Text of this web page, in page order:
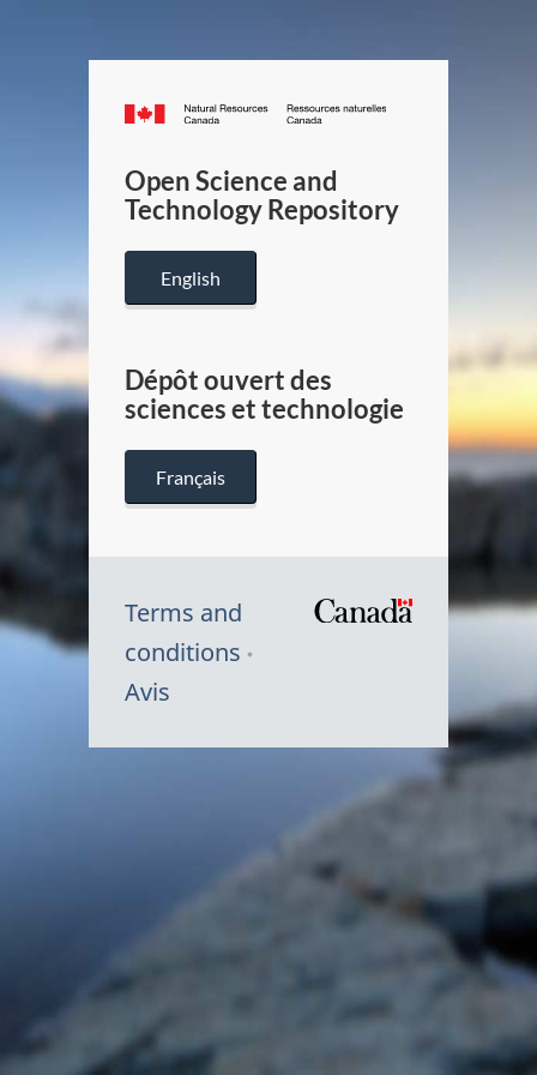
Canada.ca
/
Canada
Open Science and
Technology Repository
English
Dépôt ouvert des
sciences et technologie
Français
Terms and
conditions
Avis
du